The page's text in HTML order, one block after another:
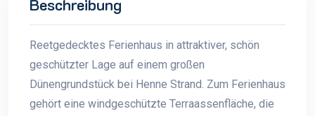
Beschreibung
Reetgedecktes Ferienhaus in attraktiver, schön
geschützter Lage auf einem großen
Dünengrundstück bei Henne Strand. Zum Ferienhaus
gehört eine windgeschützte Terraassenfläche, die